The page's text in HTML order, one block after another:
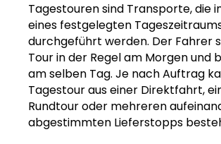
Tagestouren sind Transporte, die
eines festgelegten
durchgeführt werden. Der Fahrer
Tour in der Regel am Morgen und
am selben Tag. Je nach Auftrag
Tagestour aus einer Direktfahrt,
Rundtour oder mehreren
abgestimmten Lieferstopps